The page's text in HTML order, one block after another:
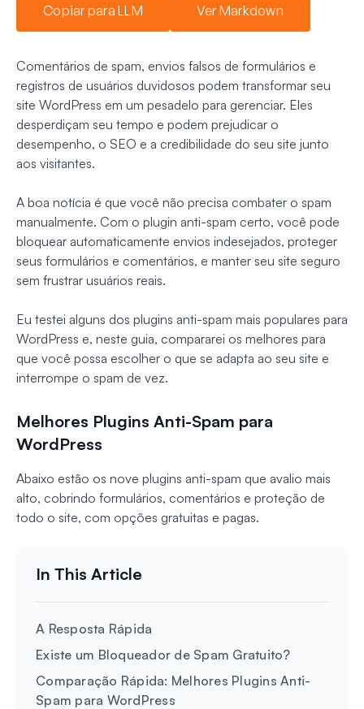
Copiar para LLM Ver Markdown
Comentários de spam, envios falsos de formulários e
registros de usuários duvidosos podem transformar seu
site WordPress em um pesadelo para gerenciar. Eles
desperdiçam seu tempo e podem prejudicar o
desempenho, o SEO e a credibilidade do seu site junto
aos visitantes.
A boa notícia é que você não precisa combater o spam
manualmente. Com o plugin anti-spam certo, você pode
bloquear automaticamente envios indesejados, proteger
seus formulários e comentários, e manter seu site seguro
sem frustrar usuários reais.
Eu testei alguns dos plugins anti-spam mais populares para
WordPress e, neste guia, compararei os melhores para
que você possa escolher o que se adapta ao seu site e
interrompe o spam de vez.
Melhores Plugins Anti-Spam para
WordPress
Abaixo estão os nove plugins anti-spam que avalio mais
alto, cobrindo formulários, comentários e proteção de
todo o site, com opções gratuitas e pagas.
A Resposta Rápida
Existe um Bloqueador de Spam Gratuito?
Comparação Rápida: Melhores Plugins Anti-
Spam para WordPress